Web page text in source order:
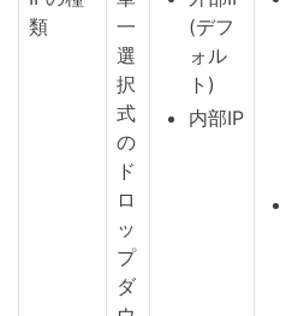
類
一
選
択
式
の
ド
ロ
ッ
プ
ダ
(デフ
ォル
ト)
内部IP